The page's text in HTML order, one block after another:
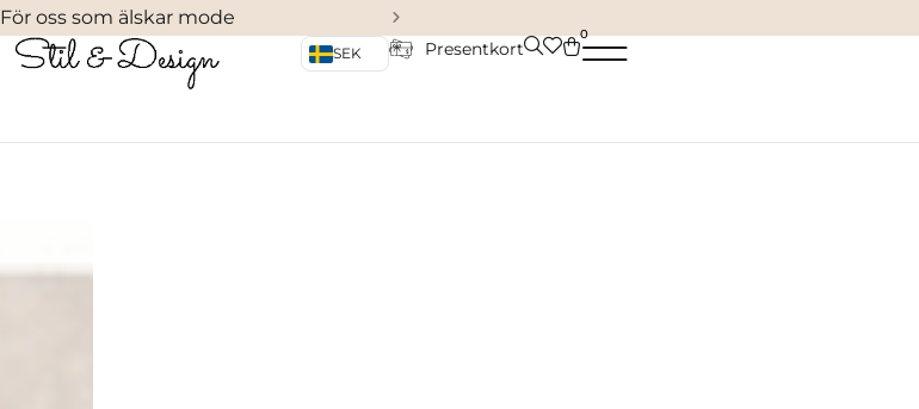
För oss som älskar mode
SEK Presentkort
0